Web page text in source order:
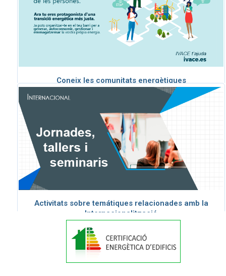
Coneix les comunitats energètiques
Activitats sobre temátiques relacionades amb la
Internacionalització